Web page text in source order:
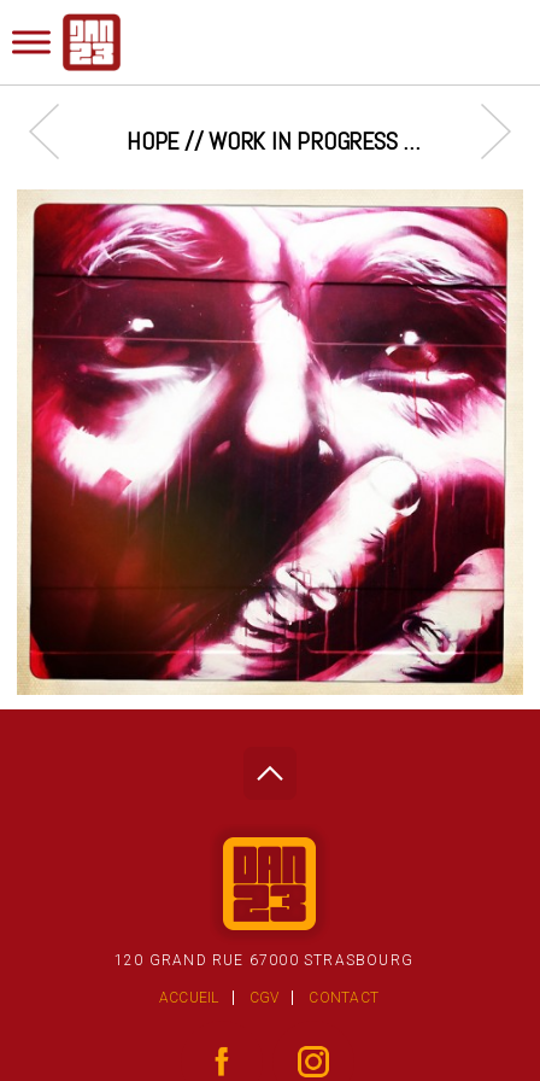
HOPE // WORK IN PROGRESS …
120 GRAND RUE 67000 STRASBOURG
ACCUEIL CGV CONTACT